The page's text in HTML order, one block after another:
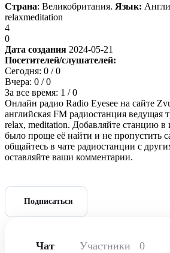
Страна: Великобритания. Язык:
relaxmeditation
4
0
Дата создания 2024-05-21
Посетителей/слушателей:
Сегодня: 0 / 0
Вчера: 0 / 0
За все время: 1 / 0
Онлайн радио Radio Eyesee на сайте
английская FM радиостанция ведущая
relax, meditation. Добавляйте станцию в
было проще её найти и не пропустить
общайтесь в чате радиостанции с
оставляйте ваши комментарии.
Подписаться
Чат Участники 0